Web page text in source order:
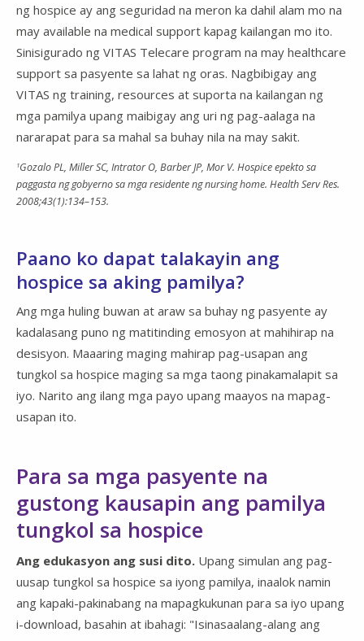
ng hospice ay ang seguridad na meron ka dahil alam mo na
may available na medical support kapag kailangan mo ito.
Sinisigurado ng VITAS Telecare program na may healthcare
support sa pasyente sa lahat ng oras. Nagbibigay ang
VITAS ng training, resources at suporta na kailangan ng
mga pamilya upang maibigay ang uri ng pag-aalaga na
nararapat para sa mahal sa buhay nila na may sakit.
1Gozalo PL, Miller SC, Intrator O, Barber JP, Mor V. Hospice epekto sa
paggasta ng gobyerno sa mga residente ng nursing home. Health Serv Res.
2008;43(1):134–153.
Paano ko dapat talakayin ang
hospice sa aking pamilya?
Ang mga huling buwan at araw sa buhay ng pasyente ay
kadalasang puno ng matitinding emosyon at mahihirap na
desisyon. Maaaring maging mahirap pag-usapan ang
tungkol sa hospice maging sa mga taong pinakamalapit sa
iyo. Narito ang ilang mga payo upang maayos na mapag-
usapan ito.
Para sa mga pasyente na
gustong kausapin ang pamilya
tungkol sa hospice
Ang edukasyon ang susi dito. Upang simulan ang pag-
uusap tungkol sa hospice sa iyong pamilya, inaalok namin
ang kapaki-pakinabang na mapagkukunan para sa iyo upang
i-download, basahin at ibahagi: "Isinasaalang-alang ang